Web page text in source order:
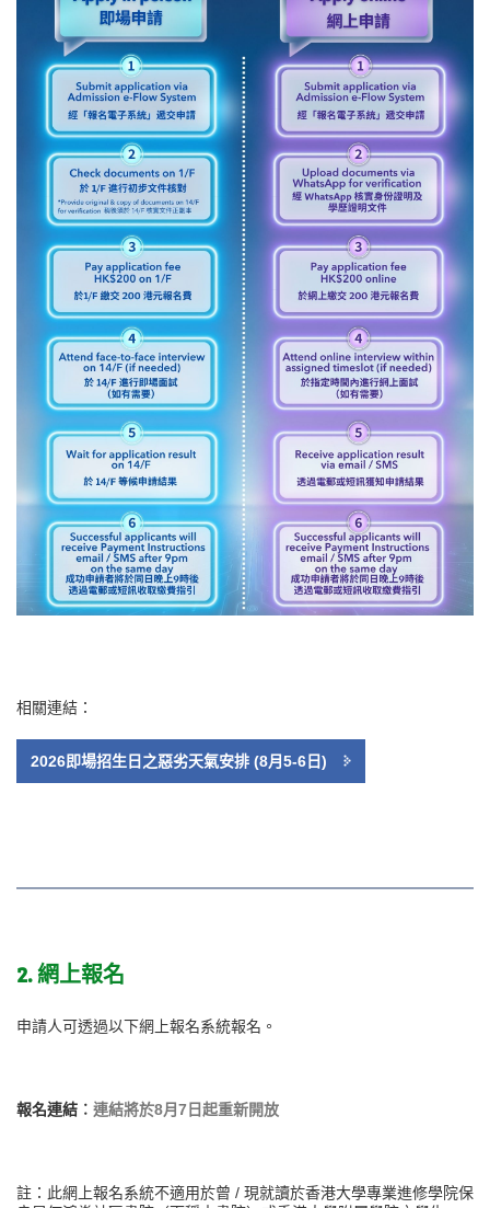
相關連結：
2026即場招生日之惡劣天氣安排 (8月5-6日)
2. 網上報名
申請人可透過以下網上報名系統報名。
報名連結︰ 連結將於8月7日起重新開放
註：此網上報名系統不適用於曾 / 現就讀於香港大學專業進修學院保